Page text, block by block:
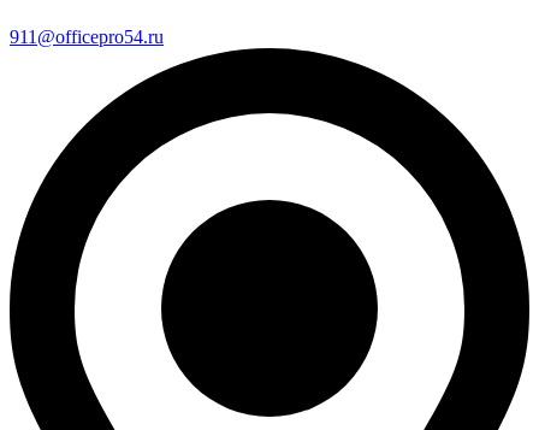
911@officepro54.ru